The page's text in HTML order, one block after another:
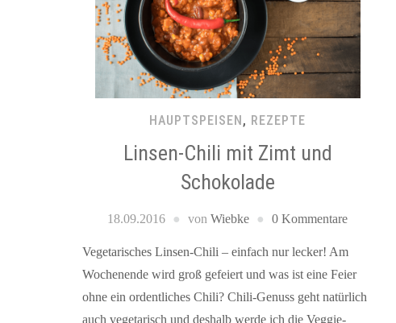
HAUPTSPEISEN, REZEPTE
Linsen-Chili mit Zimt und
Schokolade
18.09.2016 von Wiebke 0 Kommentare
Vegetarisches Linsen-Chili – einfach nur lecker! Am
Wochenende wird groß gefeiert und was ist eine Feier
ohne ein ordentliches Chili? Chili-Genuss geht natürlich
auch vegetarisch und deshalb werde ich die Veggie-